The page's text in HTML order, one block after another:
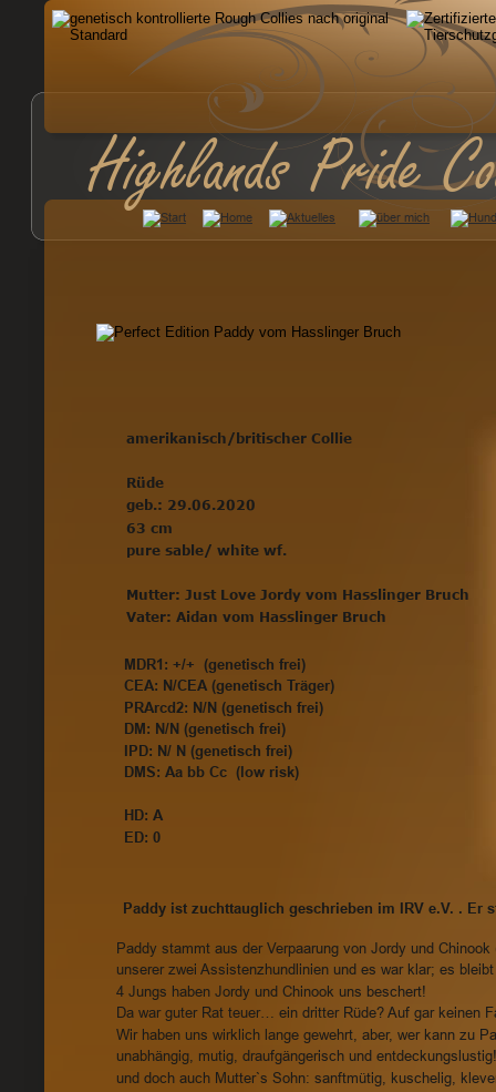
amerikanisch/britischer Collie
Rüde
geb.: 29.06.2020
63 cm
pure sable/ white wf.
Mutter: Just Love Jordy vom Hasslinger Bruch
Vater: Aidan vom Hasslinger Bruch
MDR1: +/+  (genetisch frei)
CEA: N/CEA (genetisch Träger)
PRArcd2: N/N (genetisch frei)
DM: N/N (genetisch frei)
IPD: N/ N (genetisch frei)
DMS: Aa bb Cc  (low risk)
HD: A
ED: 0
Paddy stammt aus der Verpaarung von Jordy und
unserer zwei Assistenzhundlinien und es war klar; es
4 Jungs haben Jordy und Chinook uns beschert!
Da war guter Rat teuer… ein dritter Rüde? Auf gar keinen
Wir haben uns wirklich lange gewehrt, aber, wer kann zu
unabhängig, mutig, draufgängerisch und
und doch auch Mutter`s Sohn: sanftmütig, kuschelig,
Highlands Pride
Paddy ist zuchttauglich geschrieben im IRV e.V. . Er